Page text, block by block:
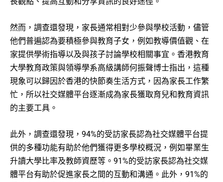
然而，調查還發現，家長通常相對少參與學校活動，儘管
他們普遍認為要積極參與教育子女，例如教導價值觀、在
家提供學術指導以及與孩子討論學校相關事宜。香港教育
大學教育政策與領導學系高級講師何振聲博士指出，這種
現象可以歸因於香港的快節奏生活方式，因為家長工作繁
忙，所以社交媒體平台逐漸成為家長獲取育兒和教育資訊
的主要工具。
此外，調查還發現，94%的受訪家長認為社交媒體平台提
供的多種功能有助於他們獲得更多學校概況，例如畢業生
升讀大學比率及教師資歷等。91%的受訪家長認為社交媒
體平台有助於促進家長之間的互動和溝通。此外，91%的